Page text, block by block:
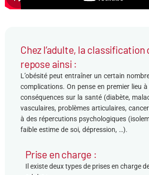
Chez l’adulte, la classification
repose ainsi :
L’obésité peut entraîner un certain
complications. On pense en premier lieu à
conséquences sur la santé (diabète,
vasculaires, problèmes articulaires,
à des répercutions psychologiques
faible estime de soi, dépression, …).
Prise en charge :
Il existe deux types de prises en charge